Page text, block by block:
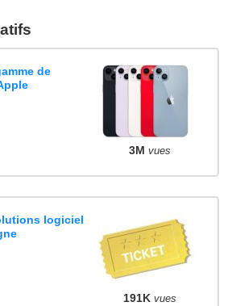
de
3M vues
logiciel
191K vues